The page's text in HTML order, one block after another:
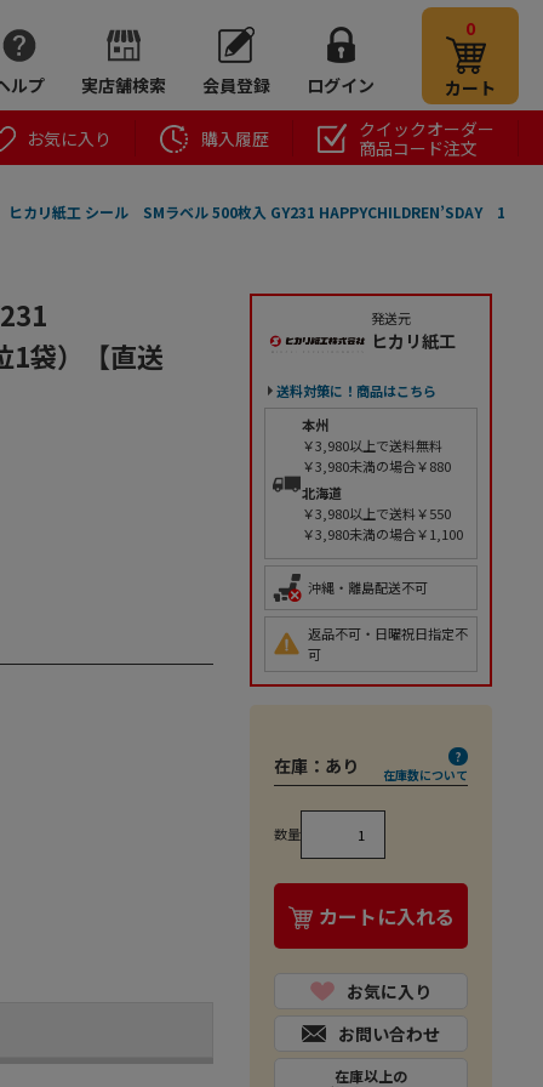
ルプ 実店舗検索 会員登録 ログイン
0
カート
お気に入り 購入履歴
クイックオーダー
商品コード注文
ヒカリ紙工 シール SMラベル 500枚入 GY231 HAPPYCHILDREN’SDAY 1
1袋）【直送
発送元
ヒカリ紙工
送料対策に！商品はこちら
本州
￥3,980以上で送料無料
￥3,980未満の場合￥880
北海道
￥3,980以上で送料￥550
￥3,980未満の場合￥1,100
沖縄・離島配送不可
返品不可・日曜祝日指定不
可
在庫： あり 在庫数について
数量
カートに入れる
お気に入り
お問い合わせ
在庫以上の